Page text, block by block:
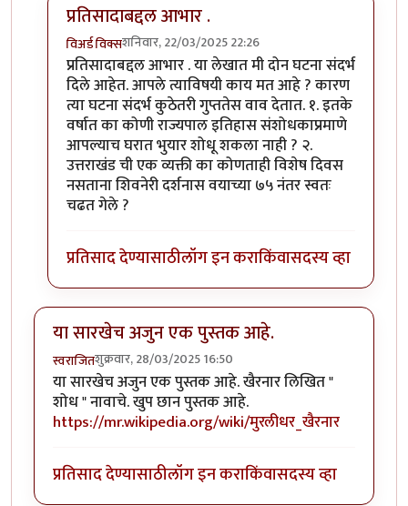
प्रतिसादाबद्दल आभार .
विअर्ड विक्सशनिवार, 22/03/2025 22:26
In reply toखरेतर दा विन्ची कोड नंतरbyकानडाऊ योगेशु
प्रतिसादाबद्दल आभार . या लेखात मी दोन घटना संदर्भ
दिले आहेत. आपले त्याविषयी काय मत आहे ? कारण
त्या घटना संदर्भ कुठेतरी गुप्ततेस वाव देतात. १. इतके
वर्षात का कोणी राज्यपाल इतिहास संशोधकाप्रमाणे
आपल्याच घरात भुयार शोधू शकला नाही ? २.
उत्तराखंड ची एक व्यक्ती का कोणताही विशेष दिवस
नसताना शिवनेरी दर्शनास वयाच्या ७५ नंतर स्वतः
चढत गेले ?
प्रतिसाद देण्यासाठीलॉग इन कराकिंवासदस्य व्हा
या सारखेच अजुन एक पुस्तक आहे.
स्वराजितशुक्रवार, 28/03/2025 16:50
या सारखेच अजुन एक पुस्तक आहे. खैरनार लिखित "
शोध " नावाचे. खुप छान पुस्तक आहे.
https://mr.wikipedia.org/wiki/मुरलीधर_खैरनार
प्रतिसाद देण्यासाठीलॉग इन कराकिंवासदस्य व्हा